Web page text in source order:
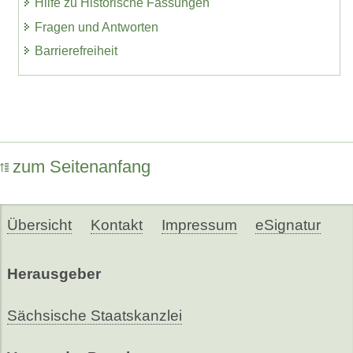
Fragen und Antworten
Barrierefreiheit
zum Seitenanfang
Übersicht Kontakt Impressum eSignatur
Herausgeber
Sächsische Staatskanzlei